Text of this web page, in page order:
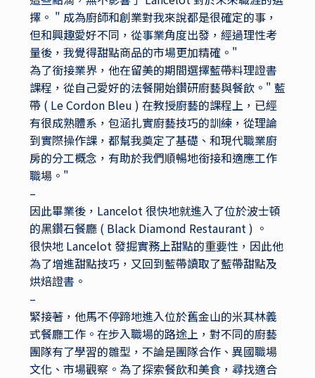
擇。 " 成為廚師和創業對我來說都是很確定的事，
但和興趣愛好不同，從事業角度出發，經過理性考
量後，我覺得甜點商品的市場更加精確。"
為了銜接業界，他在留美的期間選擇藍帶料理證書
課程，從自己愛好的法餐開始鑽研廚藝與餐飲。" 藍
帶 ( Le Cordon Bleu ) 在教授廚藝的課程上，已經
有很成熟體系，包涵扎實廚藝技巧的訓練，從理論
到實際操作課，都幫我奠定了基礎、和現代職業廚
房的分工概念，有助於我們順暢地銜接和適應工作
職場。"
–
因此畢業後，Lancelot 很快地就進入了位於波士頓
的黑鑽石餐廳 ( Black Diamond Restaurant ) 。
很快地 Lancelot 發掘實務上甜點的重要性，因此他
為了增進甜點技巧，又回到藍帶讀取了藍帶甜點及
烘焙證書。
–
緊接著，他馬不停蹄地進入位於舊金山的米其林義
式餐廳工作。在步入職場的路途上，對不同的廚藝
團隊有了學習的雛型，不論是團隊合作、異國職場
文化、市場觀察。為了探索餐飲和美食，尋找適合